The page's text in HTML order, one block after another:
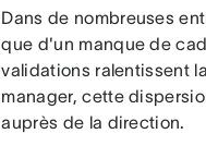
Dans de nombreuses
que d'un manque de
validations ralentissent
manager, cette
auprès de la direction.